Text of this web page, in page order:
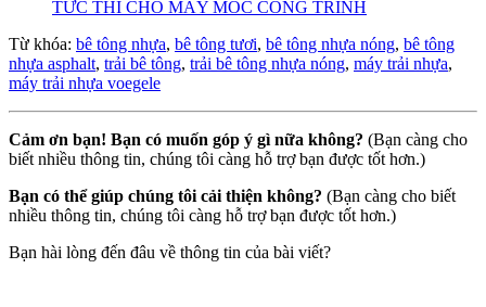
TỨC THÌ CHO MÁY MÓC CÔNG TRÌNH
Từ khóa: bê tông nhựa, bê tông tươi, bê tông nhựa nóng, bê tông
nhựa asphalt, trải bê tông, trải bê tông nhựa nóng, máy trải nhựa,
máy trải nhựa voegele
Cảm ơn bạn! Bạn có muốn góp ý gì nữa không? (Bạn càng cho
biết nhiều thông tin, chúng tôi càng hỗ trợ bạn được tốt hơn.)
Bạn có thể giúp chúng tôi cải thiện không? (Bạn càng cho biết
nhiều thông tin, chúng tôi càng hỗ trợ bạn được tốt hơn.)
Bạn hài lòng đến đâu về thông tin của bài viết?